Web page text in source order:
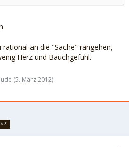
an die "Sache" rangehen,
Herz und Bauchgefühl.
(5. März 2012)